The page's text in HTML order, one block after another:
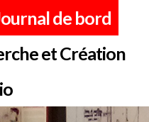
de bord
et Création